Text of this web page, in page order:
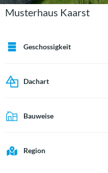
Musterhaus Kaarst
Geschossigkeit
Dachart
Bauweise
Region